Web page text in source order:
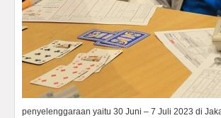
penyelenggaraan yaitu 30 Juni – 7 Juli 2023 di